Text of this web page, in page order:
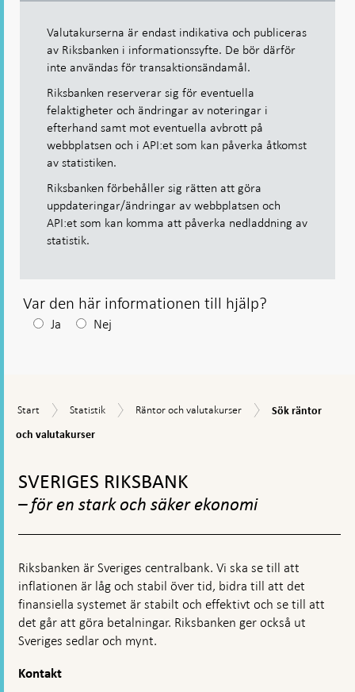
Valutakurserna är endast indikativa och publiceras
av Riksbanken i informationssyfte. De bör därför
inte användas för transaktionsändamål.
Riksbanken reserverar sig för eventuella
felaktigheter och ändringar av noteringar i
efterhand samt mot eventuella avbrott på
webbplatsen och i API:et som kan påverka åtkomst
av statistiken.
Riksbanken förbehåller sig rätten att göra
uppdateringar/ändringar av webbplatsen och
API:et som kan komma att påverka nedladdning av
statistik.
Var den här informationen till hjälp?
Efter
en
kommentarsruta
Ja Nej
Start
Start Statistik
Statistik
Räntor
Räntor och valutakurser
Sök
Sök räntor
och valutakurser
toppnavigation
SVERIGES RIKSBANK
– för en stark och säker ekonomi
Riksbanken är Sveriges centralbank. Vi ska se till att
inflationen är låg och stabil över tid, bidra till att det
finansiella systemet är stabilt och effektivt och se till att
det går att göra betalningar. Riksbanken ger också ut
Sveriges sedlar och mynt.
Kontakt